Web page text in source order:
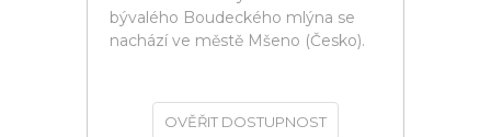
bývalého Boudeckého mlýna se
nachází ve městě Mšeno (Česko).
OVĚŘIT DOSTUPNOST